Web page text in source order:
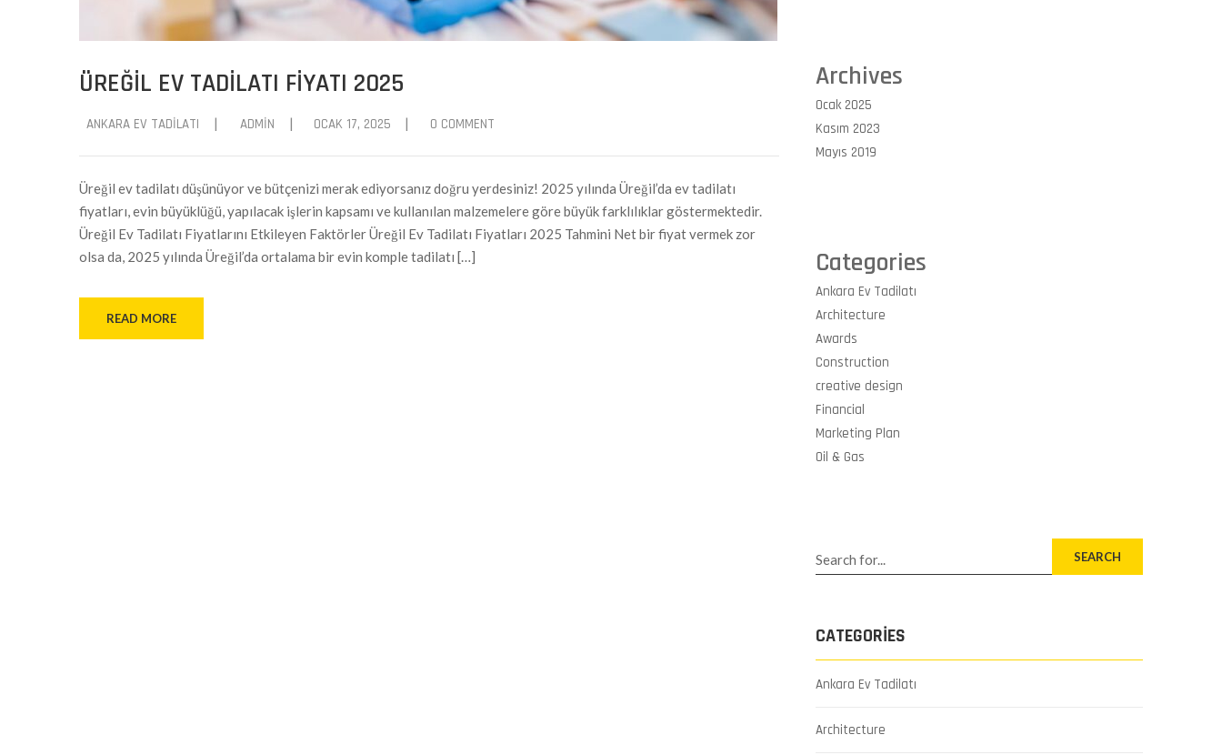
ÜREĞIL EV TADILATI FIYATI 2025
ANKARA EV TADILATI | ADMIN | OCAK 17, 2025 | 0 COMMENT
Üreğil ev tadilatı düşünüyor ve bütçenizi merak ediyorsanız doğru yerdesiniz! 2025 yılında Üreğil’da ev tadilatı
fiyatları, evin büyüklüğü, yapılacak işlerin kapsamı ve kullanılan malzemelere göre büyük farklılıklar göstermektedir.
Üreğil Ev Tadilatı Fiyatlarını Etkileyen Faktörler Üreğil Ev Tadilatı Fiyatları 2025 Tahmini Net bir fiyat vermek zor
olsa da, 2025 yılında Üreğil’da ortalama bir evin komple tadilatı […]
READ MORE
Archives
Ocak 2025
Kasım 2023
Mayıs 2019
Categories
Ankara Ev Tadilatı
Architecture
Awards
Construction
creative design
Financial
Marketing Plan
Oil & Gas
SEARCH
CATEGORIES
Ankara Ev Tadilatı
Architecture